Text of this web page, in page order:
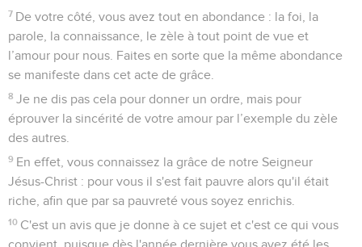
7 De votre côté, vous avez tout en abondance : la foi, la
parole, la connaissance, le zèle à tout point de vue et
l’amour pour nous. Faites en sorte que la même abondance
se manifeste dans cet acte de grâce.
8 Je ne dis pas cela pour donner un ordre, mais pour
éprouver la sincérité de votre amour par l’exemple du zèle
des autres.
9 En effet, vous connaissez la grâce de notre Seigneur
Jésus-Christ : pour vous il s'est fait pauvre alors qu'il était
riche, afin que par sa pauvreté vous soyez enrichis.
10 C'est un avis que je donne à ce sujet et c'est ce qui vous
convient, puisque dès l'année dernière vous avez été les